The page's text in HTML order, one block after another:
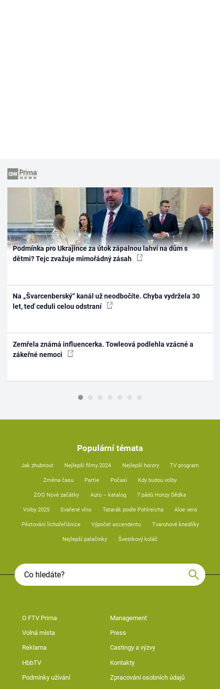
Podmínka pro Ukrajince za útok zápalnou lahví na dům s
dětmi? Tejc zvažuje mimořádný zásah
Na „Švarcenberský“ kanál už neodbočíte. Chyba vydržela 30
let, teď ceduli celou odstraní
Zemřela známá influencerka. Towleová podlehla vzácné a
zákeřné nemoci
Populární témata
Jak zhubnout Nejlepší filmy 2024 Nejlepší horory TV program
Změna času Partie Počasí Kdy budou volby
ZOO Nové začátky Auto – katalog 7 pádů Honzy Dědka
Volby 2025 Svařené víno Tatarák podle Pohlreicha Aloe vera
Pěstování lichořeřišnice Výpočet ascendentu Tvarohové knedlíky
Nejlepší palačinky Švestkový koláč
O FTV Prima Management
Volná místa Press
Reklama Castingy a výzvy
HbbTV Kontakty
Podmínky užívání Zpracování osobních údajů